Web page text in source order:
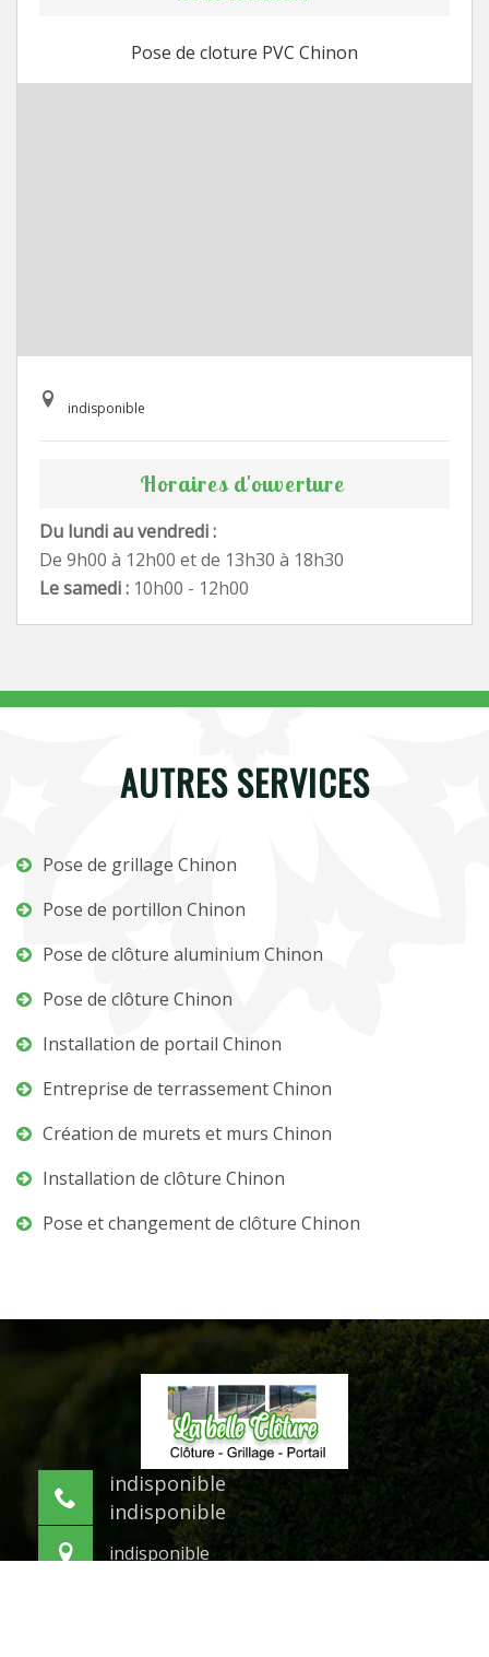
Pose de cloture PVC Chinon
indisponible
Horaires d'ouverture
Du lundi au vendredi :
De 9h00 à 12h00 et de 13h30 à 18h30
Le samedi : 10h00 - 12h00
AUTRES SERVICES
Pose de grillage Chinon
Pose de portillon Chinon
Pose de clôture aluminium Chinon
Pose de clôture Chinon
Installation de portail Chinon
Entreprise de terrassement Chinon
Création de murets et murs Chinon
Installation de clôture Chinon
Pose et changement de clôture Chinon
indisponible
indisponible
indisponible